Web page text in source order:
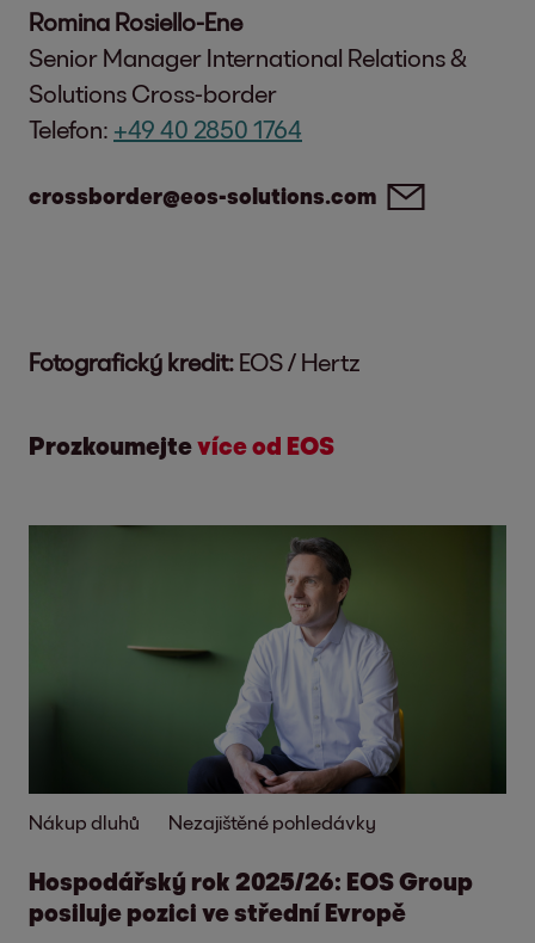
Romina Rosiello-Ene
Senior Manager International Relations &
Solutions Cross-border
Telefon: +49 40 2850 1764
crossborder@eos-solutions.com
Fotografický kredit: EOS / Hertz
Prozkoumejtevíce od EOS
Nákup dluhů Nezajištěné pohledávky
Hospodářský rok 2025/26: EOS Group
posiluje pozici ve střední Evropě